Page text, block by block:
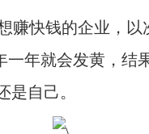
快钱的企业，以
一年就会发黄，结
是自己。